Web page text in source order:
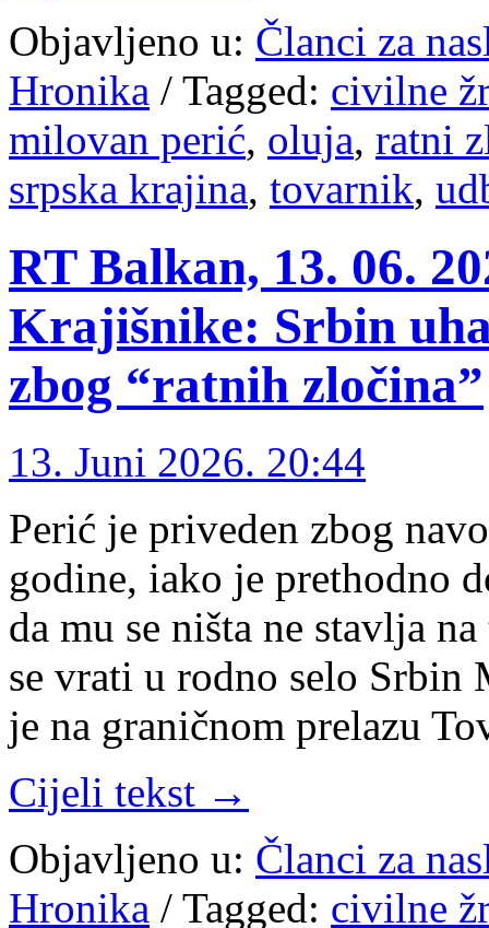
Objavljeno u: Članci za
Hronika / Tagged: civilne
milovan perić, oluja, ratni
srpska krajina, tovarnik,
RT Balkan, 13. 06.
Krajišnike: Srbin
zbog “ratnih zločina”
13. Juni 2026. 20:44
Perić je priveden zbog
godine, iako je prethodno
da mu se ništa ne stavlja
se vrati u rodno selo Srbin
je na graničnom prelazu
Cijeli tekst →
Objavljeno u: Članci za
Hronika / Tagged: civilne